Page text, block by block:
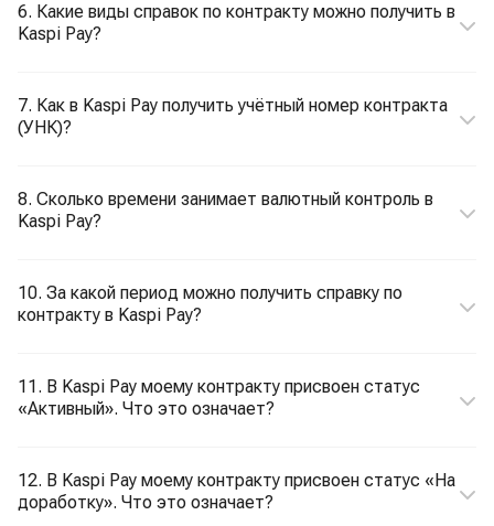
6. Какие виды справок по контракту можно получить в
Kaspi Pay?
7. Как в Kaspi Pay получить учётный номер контракта
(УНК)?
8. Сколько времени занимает валютный контроль в
Kaspi Pay?
10. За какой период можно получить справку по
контракту в Kaspi Pay?
11. В Kaspi Pay моему контракту присвоен статус
«Активный». Что это означает?
12. В Kaspi Pay моему контракту присвоен статус «На
доработку». Что это означает?